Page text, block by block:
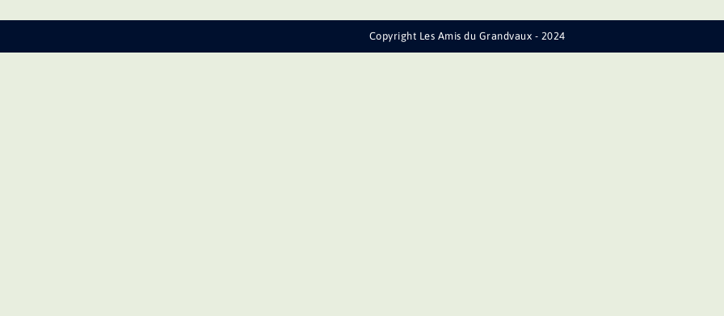
Copyright Les Amis du Grandvaux - 2024